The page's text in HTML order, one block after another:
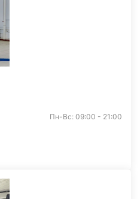
Пн-Вс: 09:00 - 21:00